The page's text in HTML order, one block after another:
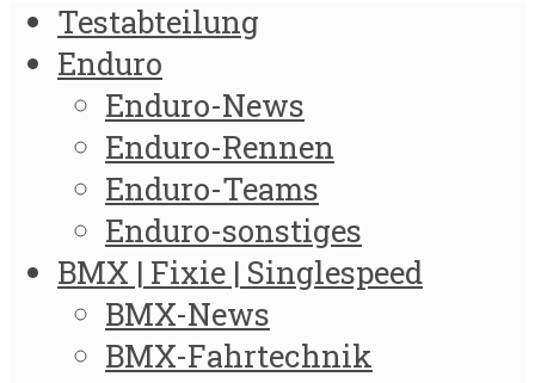
Testabteilung
Enduro
Enduro-News
Enduro-Rennen
Enduro-Teams
Enduro-sonstiges
BMX | Fixie | Singlespeed
BMX-News
BMX-Fahrtechnik